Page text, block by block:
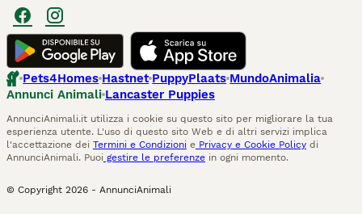
Pets4Homes Hastnet PuppyPlaats MundoAnimalia
Annunci Animali Lancaster Puppies
AnnunciAnimali.it utilizza i cookie su questo sito per migliorare la tua
esperienza utente. L'uso di questo sito Web e di altri servizi implica
l'accettazione dei Termini e Condizioni e Privacy e Cookie Policy di
AnnunciAnimali. Puoi gestire le preferenze in ogni momento.
© Copyright 2026 - AnnunciAnimali